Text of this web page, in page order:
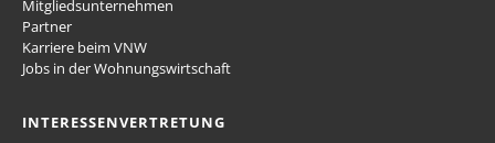
Mitgliedsunternehmen
Partner
Karriere beim VNW
Jobs in der Wohnungswirtschaft
INTERESSENVERTRETUNG